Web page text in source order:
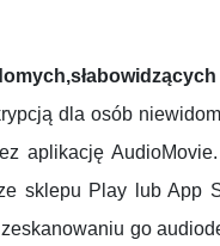
słabowidzących
dla osób
aplikację
sklepu Play lub App
go